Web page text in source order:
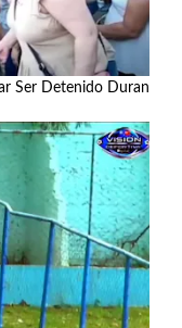
Ser Detenido Durante